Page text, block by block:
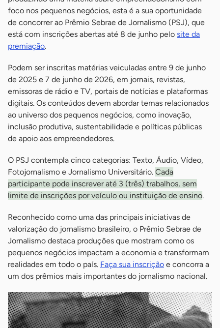
foco nos pequenos negócios, esta é a sua oportunidade
de concorrer ao Prêmio Sebrae de Jornalismo (PSJ), que
está com inscrições abertas até 8 de junho pelo site da
premiação.
Podem ser inscritas matérias veiculadas entre 9 de junho
de 2025 e 7 de junho de 2026, em jornais, revistas,
emissoras de rádio e TV, portais de notícias e plataformas
digitais. Os conteúdos devem abordar temas relacionados
ao universo dos pequenos negócios, como inovação,
inclusão produtiva, sustentabilidade e políticas públicas
de apoio aos empreendedores.
O PSJ contempla cinco categorias: Texto, Áudio, Vídeo,
Fotojornalismo e Jornalismo Universitário. Cada
participante pode inscrever até 3 (três) trabalhos, sem
limite de inscrições por veículo ou instituição de ensino.
Reconhecido como uma das principais iniciativas de
valorização do jornalismo brasileiro, o Prêmio Sebrae de
Jornalismo destaca produções que mostram como os
pequenos negócios impactam a economia e transformam
realidades em todo o país. Faça sua inscrição e concorra a
um dos prêmios mais importantes do jornalismo nacional.